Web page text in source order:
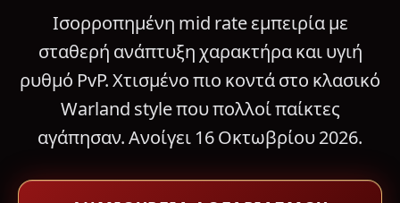
Ισορροπημένη mid rate εμπειρία με
σταθερή ανάπτυξη χαρακτήρα και υγιή
ρυθμό PvP. Χτισμένο πιο κοντά στο κλασικό
Warland style που πολλοί παίκτες
αγάπησαν. Ανοίγει 16 Οκτωβρίου 2026.